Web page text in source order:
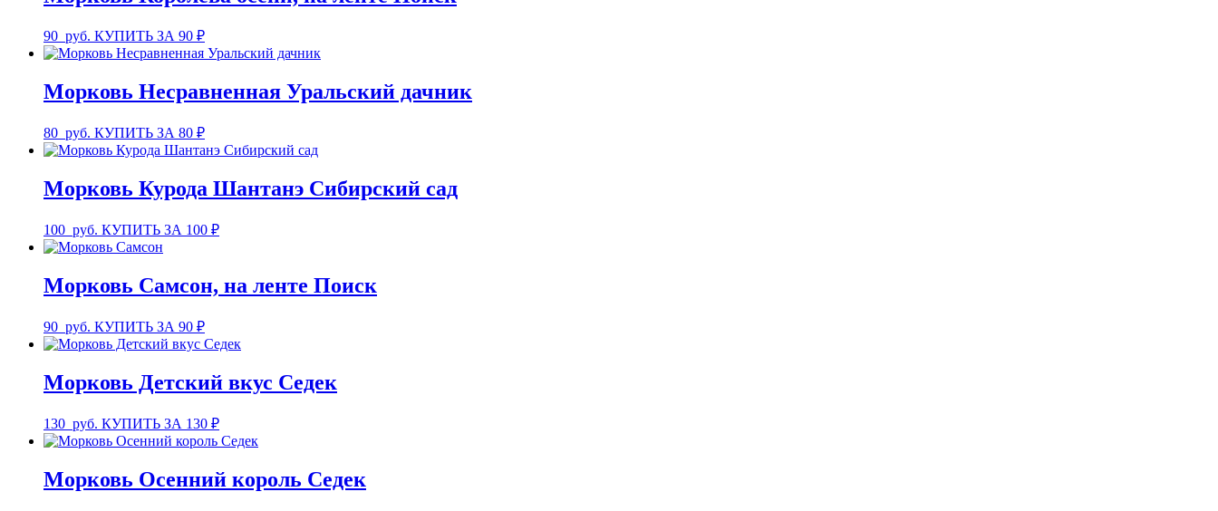
90 руб. КУПИТЬ ЗА 90 ₽
Морковь Несравненная Уральский дачник
80 руб. КУПИТЬ ЗА 80 ₽
Морковь Курода Шантанэ Сибирский сад
100 руб. КУПИТЬ ЗА 100 ₽
Морковь Самсон, на ленте Поиск
90 руб. КУПИТЬ ЗА 90 ₽
Морковь Детский вкус Седек
130 руб. КУПИТЬ ЗА 130 ₽
Морковь Осенний король Седек